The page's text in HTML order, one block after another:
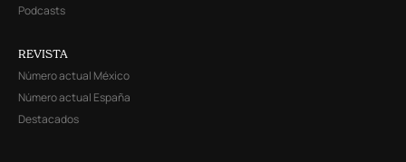
Podcasts
REVISTA
Número actual México
Número actual España
Destacados